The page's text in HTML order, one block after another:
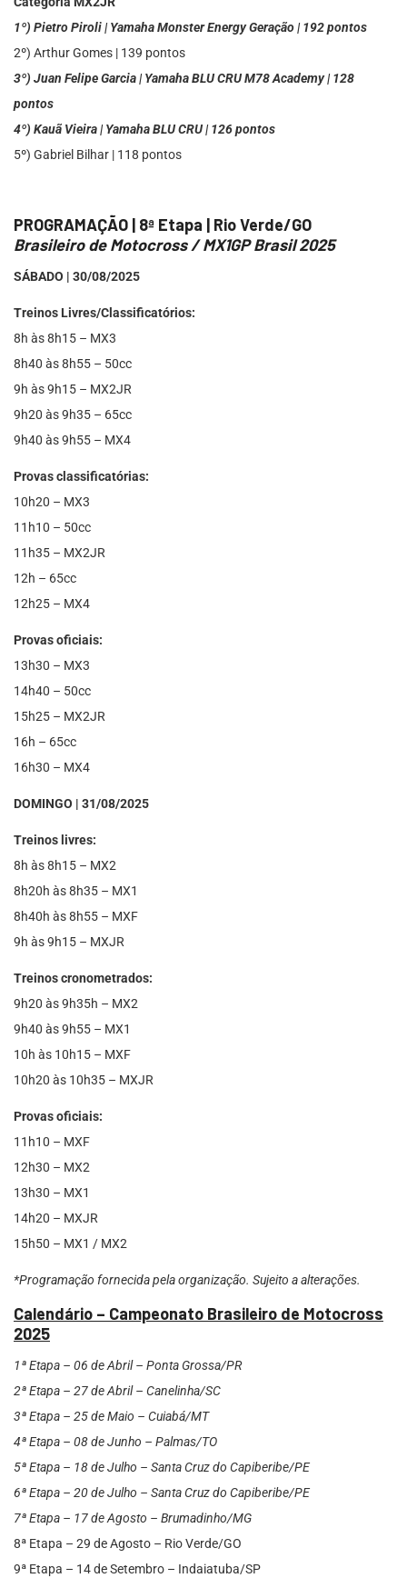
1º) Pietro Piroli | Yamaha Monster Energy Geração | 192 pontos
2º) Arthur Gomes | 139 pontos
3º) Juan Felipe Garcia | Yamaha BLU CRU M78 Academy | 128
pontos
4º) Kauã Vieira | Yamaha BLU CRU | 126 pontos
5º) Gabriel Bilhar | 118 pontos
PROGRAMAÇÃO | 8ª Etapa | Rio Verde/GO
Brasileiro de Motocross / MX1GP Brasil 2025
SÁBADO | 30/08/2025
Treinos Livres/Classificatórios:
8h às 8h15 – MX3
8h40 às 8h55 – 50cc
9h às 9h15 – MX2JR
9h20 às 9h35 – 65cc
9h40 às 9h55 – MX4
Provas classificatórias:
10h20 – MX3
11h10 – 50cc
11h35 – MX2JR
12h – 65cc
12h25 – MX4
Provas oficiais:
13h30 – MX3
14h40 – 50cc
15h25 – MX2JR
16h – 65cc
16h30 – MX4
DOMINGO | 31/08/2025
Treinos livres:
8h às 8h15 – MX2
8h20h às 8h35 – MX1
8h40h às 8h55 – MXF
9h às 9h15 – MXJR
Treinos cronometrados:
9h20 às 9h35h – MX2
9h40 às 9h55 – MX1
10h às 10h15 – MXF
10h20 às 10h35 – MXJR
Provas oficiais:
11h10 – MXF
12h30 – MX2
13h30 – MX1
14h20 – MXJR
15h50 – MX1 / MX2
*Programação fornecida pela organização. Sujeito a alterações.
Calendário – Campeonato Brasileiro de Motocross
2025
1ª Etapa – 06 de Abril – Ponta Grossa/PR
2ª Etapa – 27 de Abril – Canelinha/SC
3ª Etapa – 25 de Maio – Cuiabá/MT
4ª Etapa – 08 de Junho – Palmas/TO
5ª Etapa – 18 de Julho – Santa Cruz do Capiberibe/PE
6ª Etapa – 20 de Julho – Santa Cruz do Capiberibe/PE
7ª Etapa – 17 de Agosto – Brumadinho/MG
8ª Etapa – 29 de Agosto – Rio Verde/GO
9ª Etapa – 14 de Setembro – Indaiatuba/SP